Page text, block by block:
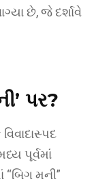
છે, જે દર્શાવે
પર?
પૂર્વમાં
મની”